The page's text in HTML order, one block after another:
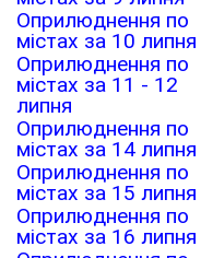
Оприлюднення по
містах за 10 липня
Оприлюднення по
містах за 11 - 12
липня
Оприлюднення по
містах за 14 липня
Оприлюднення по
містах за 15 липня
Оприлюднення по
містах за 16 липня